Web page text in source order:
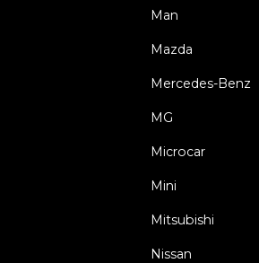
Man
Mazda
Mercedes-Benz
MG
Microcar
Mini
Mitsubishi
Nissan